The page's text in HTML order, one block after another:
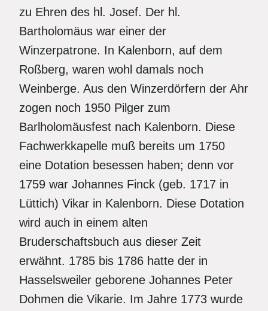
zu Ehren des hl. Josef. Der hl.
Bartholomäus war einer der
Winzerpatrone. In Kalenborn, auf dem
Roßberg, waren wohl damals noch
Weinberge. Aus den Winzerdörfern der Ahr
zogen noch 1950 Pilger zum
Barlholomäusfest nach Kalenborn. Diese
Fachwerkkapelle muß bereits um 1750
eine Dotation besessen haben; denn vor
1759 war Johannes Finck (geb. 1717 in
Lüttich) Vikar in Kalenborn. Diese Dotation
wird auch in einem alten
Bruderschaftsbuch aus dieser Zeit
erwähnt. 1785 bis 1786 hatte der in
Hasselsweiler geborene Johannes Peter
Dohmen die Vikarie. Im Jahre 1773 wurde